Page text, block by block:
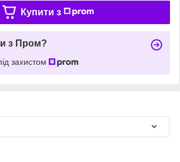
Купити з
з Пром?
захистом